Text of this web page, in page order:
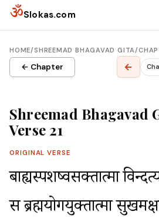
Skip to content
ॐSlokas.com
HOME/SHREEMAD BHAGAVAD GITA/
← Chapter ←
Shreemad Bhagavad
Verse 21
ORIGINAL VERSE
बाह्यस्पर्शेष्वसक्तात्मा
स ब्रह्मयोगयुक्तात्मा